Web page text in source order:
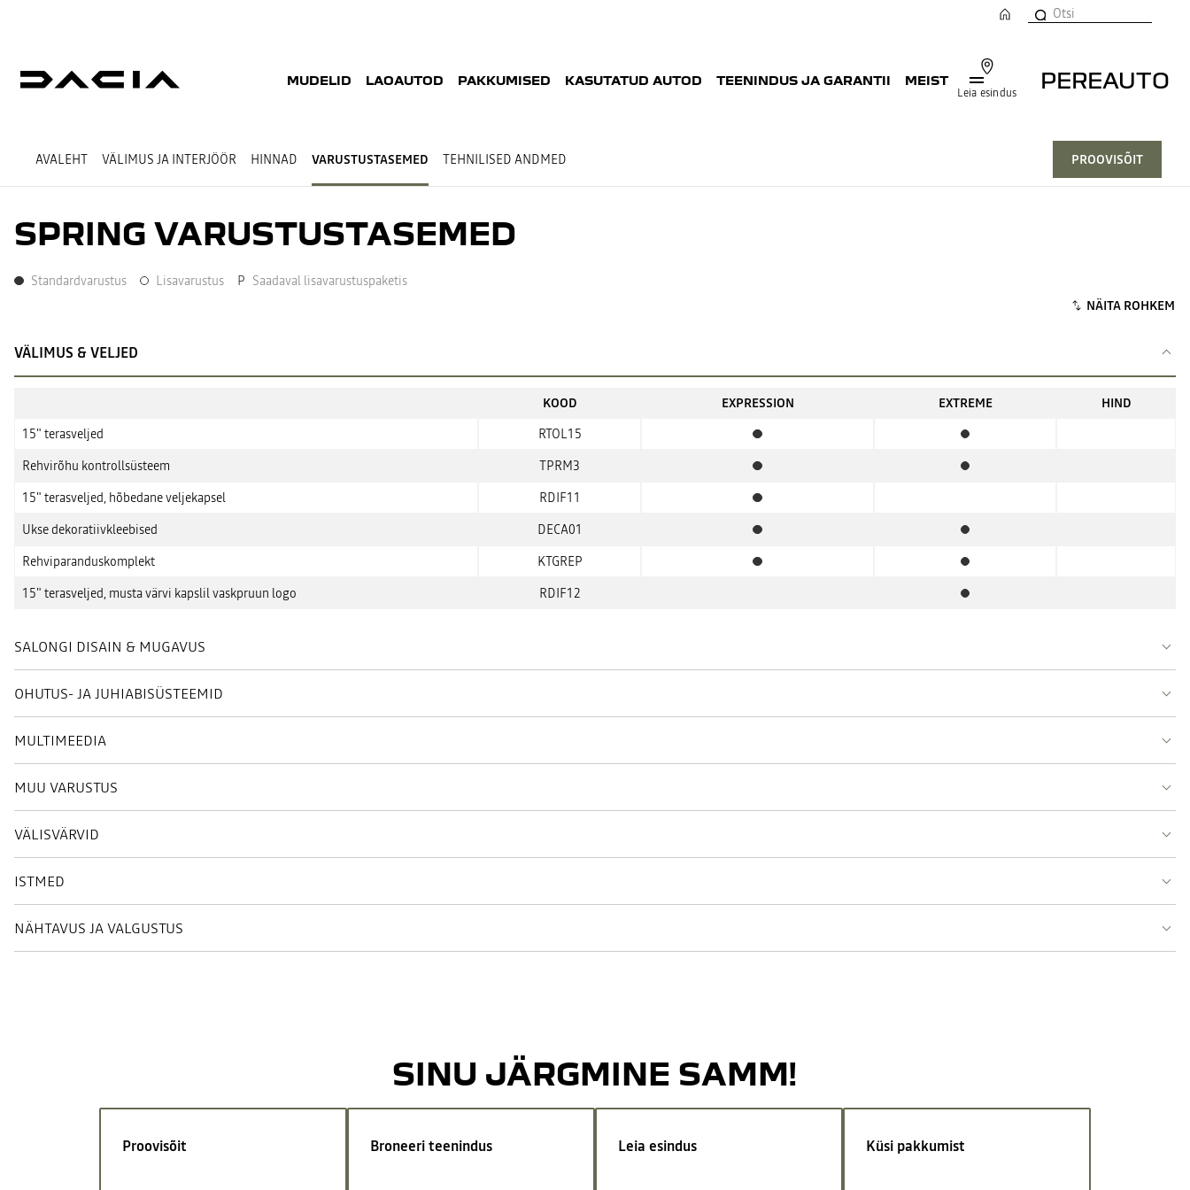
Leia esindus
PEREAUTO
MUDELID LAOAUTOD PAKKUMISED KASUTATUD AUTOD TEENINDUS JA GARANTII MEIST
AVALEHT VÄLIMUS JA INTERJÖÖR HINNAD VARUSTUSTASEMED TEHNILISED ANDMED PROOVISÕIT
SPRING VARUSTUSTASEMED
Standardvarustus
Standardvarustus Lisavarustus
Lisavarustus P Saadaval lisavarustuspaketis
VÄLIMUS & VELJED
KOOD EXPRESSION EXTREME
HIND
15" terasveljed
RTOL15 Standardvarustus Standardvarustus
Rehvirõhu kontrollsüsteem TPRM3 Standardvarustus Standardvarustus
15" terasveljed, hõbedane veljekapsel RDIF11 Standardvarustus
Ukse dekoratiivkleebised DECA01 Standardvarustus Standardvarustus
Rehviparanduskomplekt KTGREP Standardvarustus Standardvarustus
15" terasveljed, musta värvi kapslil vaskpruun logo RDIF12 Standardvarustus
SALONGI DISAIN & MUGAVUS
OHUTUS- JA JUHIABISÜSTEEMID
MULTIMEEDIA
MUU VARUSTUS
VÄLISVÄRVID
ISTMED
NÄHTAVUS JA VALGUSTUS
SINU JÄRGMINE SAMM!
Proovisõit Broneeri teenindus Leia esindus Küsi pakkumist